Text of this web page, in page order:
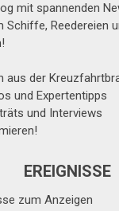
mit spannenden
Schiffe, Reedereien
aus der
und Expertentipps
und Interviews
EREIGNISSE
zum Anzeigen